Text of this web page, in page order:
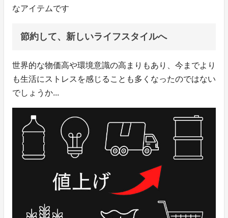
なアイテムです
節約して、新しいライフスタイルへ
世界的な物価高や環境意識の高まりもあり、今までより
も生活にストレスを感じることも多くなったのではない
でしょうか...